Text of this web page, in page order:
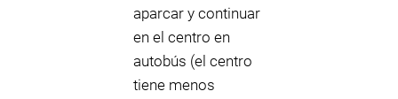
aparcar y continuar
en el centro en
autobús (el centro
tiene menos